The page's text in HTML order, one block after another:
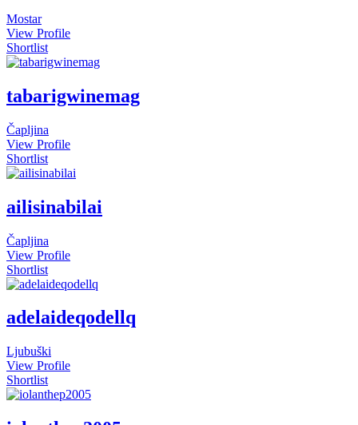
Mostar
View Profile
Shortlist
tabarigwinemag
Čapljina
View Profile
Shortlist
ailisinabilai
Čapljina
View Profile
Shortlist
adelaideqodellq
Ljubuški
View Profile
Shortlist